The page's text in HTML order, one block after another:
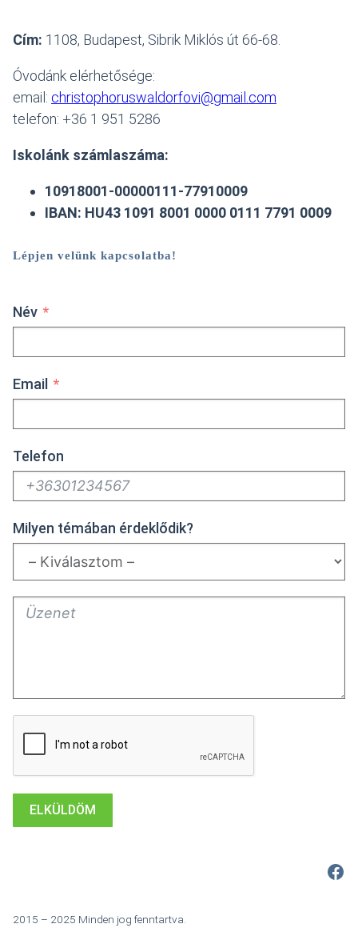
Cím: 1108, Budapest, Sibrik Miklós út 66-68.
Óvodánk elérhetősége:
email: christophoruswaldorfovi@gmail.com
telefon: +36 1 951 5286
Iskolánk számlaszáma:
10918001-00000111-77910009
IBAN: HU43 1091 8001 0000 0111 7791 0009
Lépjen velünk kapcsolatba!
Név
Email
Telefon
Milyen témában érdeklődik?
ELKÜLDÖM
2015 – 2025 Minden jog fenntartva.